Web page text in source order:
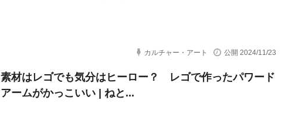
カルチャー・アート 公開 2024/11/23
素材はレゴでも気分はヒーロー？ レゴで作ったパワード
アームがかっこいい | ねと...